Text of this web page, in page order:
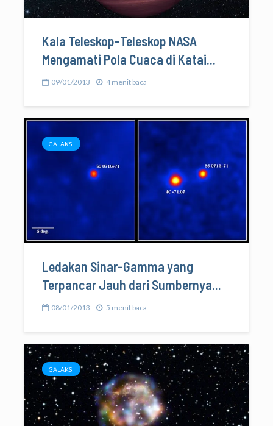
Kala Teleskop-Teleskop NASA
Mengamati Pola Cuaca di Katai...
09/01/2013 4 menit baca
GALAKSI
Ledakan Sinar-Gamma yang
Terpancar Jauh dari Sumbernya...
08/01/2013 5 menit baca
GALAKSI